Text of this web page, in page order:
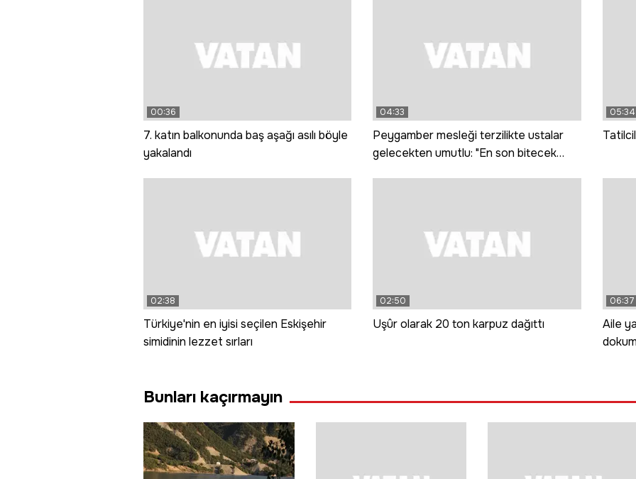
00:36
7. katın balkonunda baş aşağı asılı böyle
yakalandı
04:33
Peygamber mesleği terzilikte ustalar
gelecekten umutlu: "En son bitecek
05:34
02:38
Türkiye'nin en iyisi seçilen Eskişehir
simidinin lezzet sırları
02:50
Uşûr olarak 20 ton karpuz dağıttı
06:37
Aile
Bunları kaçırmayın